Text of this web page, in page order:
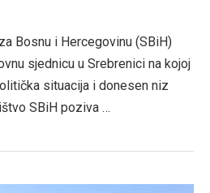
Bosnu i Hercegovinu (SBiH)
sjednicu u Srebrenici na kojoj
situacija i donesen niz
SBiH poziva …